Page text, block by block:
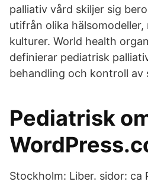
palliativ vård skiljer sig
utifrån olika hälsomodeller,
kulturer. World health
definierar pediatrisk
behandling och kontroll av
Pediatrisk
Stockholm: Liber. sidor: ca